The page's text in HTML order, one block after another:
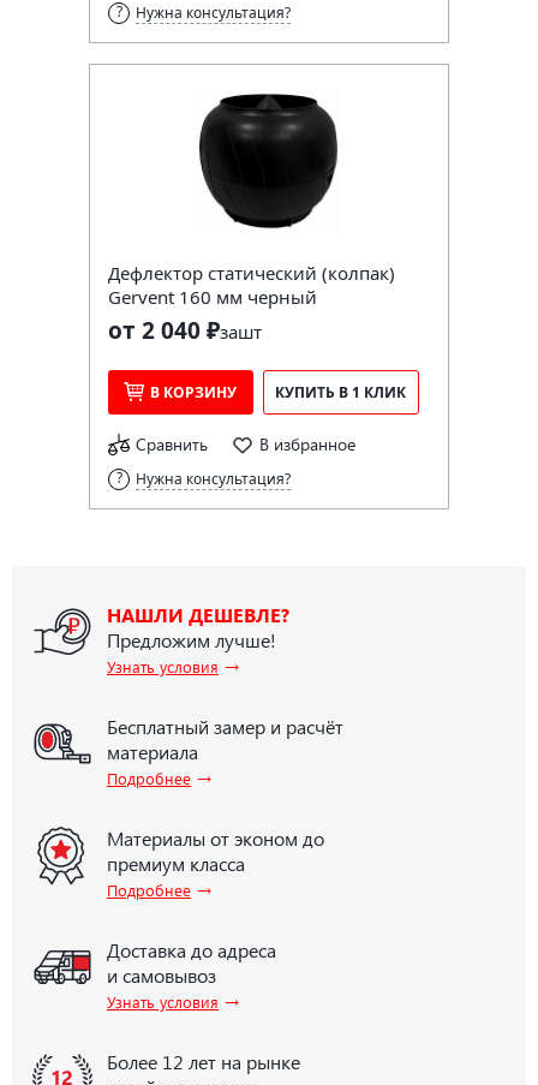
Нужна консультация?
Дефлектор статический (колпак)
Gervent 160 мм черный
от 2 040 ₽зашт
В КОРЗИНУ КУПИТЬ В 1 КЛИК
Сравнить В избранное
Нужна консультация?
НАШЛИ ДЕШЕВЛЕ?
Предложим лучше!
Узнать условия →
Бесплатный замер и расчёт
материала
Подробнее →
Материалы от эконом до
премиум класса
Подробнее →
Доставка до адреса
и самовывоз
Узнать условия →
Более 12 лет на рынке